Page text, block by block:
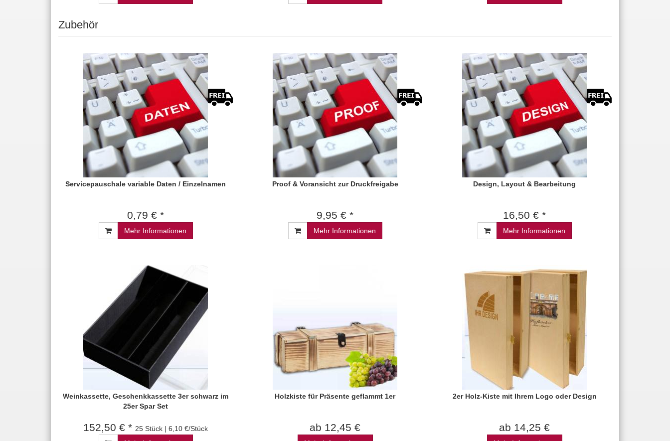
Zubehör
Servicepauschale variable Daten / Einzelnamen
0,79 € *
Mehr Informationen
Proof & Voransicht zur Druckfreigabe
9,95 € *
Mehr Informationen
Design, Layout & Bearbeitung
16,50 € *
Mehr Informationen
Weinkassette, Geschenkkassette 3er schwarz im
25er Spar Set
152,50 € * 25 Stück | 6,10 €/Stück
Holzkiste für Präsente geflammt 1er
ab 12,45 €
2er Holz-Kiste mit Ihrem Logo oder Design
ab 14,25 €